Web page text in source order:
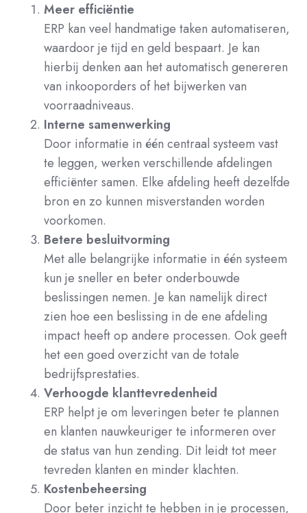
Meer efficiëntie
ERP kan veel handmatige taken automatiseren,
waardoor je tijd en geld bespaart. Je kan
hierbij denken aan het automatisch genereren
van inkooporders of het bijwerken van
voorraadniveaus.
Interne samenwerking
Door informatie in één centraal systeem vast
te leggen, werken verschillende afdelingen
efficiënter samen. Elke afdeling heeft dezelfde
bron en zo kunnen misverstanden worden
voorkomen.
Betere besluitvorming
Met alle belangrijke informatie in één systeem
kun je sneller en beter onderbouwde
beslissingen nemen. Je kan namelijk direct
zien hoe een beslissing in de ene afdeling
impact heeft op andere processen. Ook geeft
het een goed overzicht van de totale
bedrijfsprestaties.
Verhoogde klanttevredenheid
ERP helpt je om leveringen beter te plannen
en klanten nauwkeuriger te informeren over
de status van hun zending. Dit leidt tot meer
tevreden klanten en minder klachten.
Kostenbeheersing
Door beter inzicht te hebben in je processen,